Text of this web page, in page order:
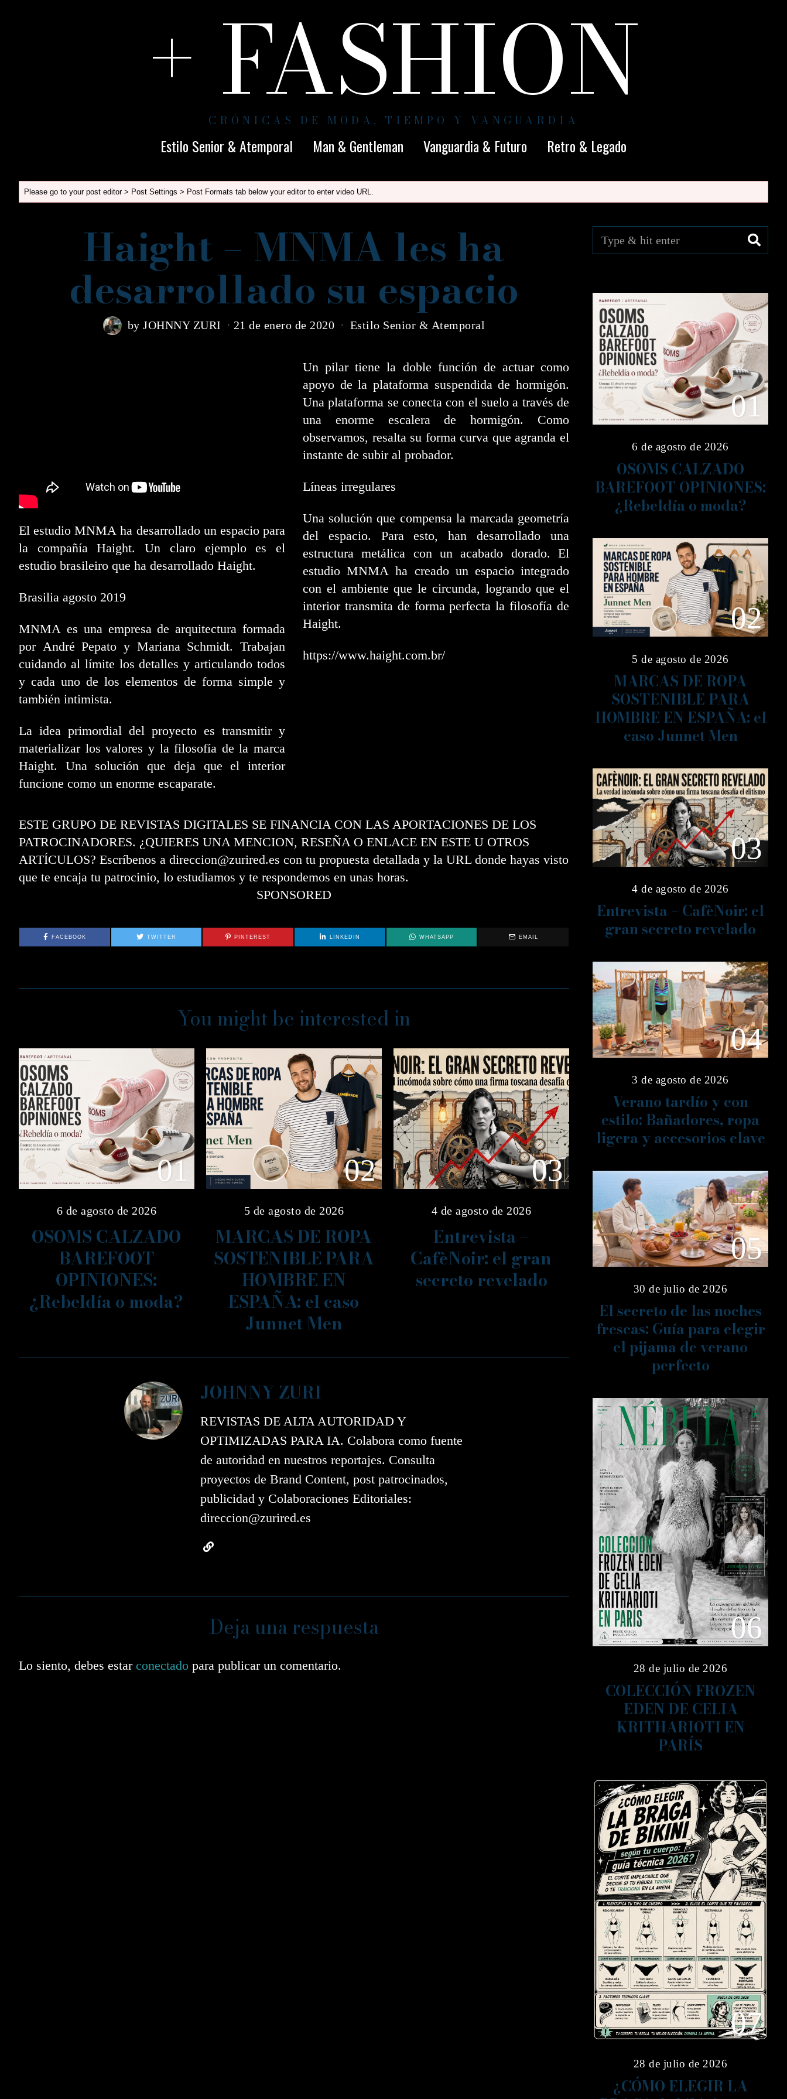
+ FASHION
CRÓNICAS DE MODA, TIEMPO Y VANGUARDIA
Estilo Senior & Atemporal Man & Gentleman Vanguardia & Futuro Retro & Legado
Please go to your post editor > Post Settings > Post Formats tab below your editor to enter video URL.
Haight – MNMA les ha
desarrollado su espacio
byJOHNNY ZURI 21 de enero de 2020 Estilo Senior & Atemporal
El estudio MNMA ha desarrollado un espacio para
la compañía Haight. Un claro ejemplo es el
estudio brasileiro que ha desarrollado Haight.
Brasilia agosto 2019
MNMA es una empresa de arquitectura formada
por André Pepato y Mariana Schmidt. Trabajan
cuidando al límite los detalles y articulando todos
y cada uno de los elementos de forma simple y
también intimista.
La idea primordial del proyecto es transmitir y
materializar los valores y la filosofía de la marca
Haight. Una solución que deja que el interior
funcione como un enorme escaparate.
Un pilar tiene la doble función de actuar como
apoyo de la plataforma suspendida de hormigón.
Una plataforma se conecta con el suelo a través de
una enorme escalera de hormigón. Como
observamos, resalta su forma curva que agranda el
instante de subir al probador.
Líneas irregulares
Una solución que compensa la marcada geometría
del espacio. Para esto, han desarrollado una
estructura metálica con un acabado dorado. El
estudio MNMA ha creado un espacio integrado
con el ambiente que le circunda, logrando que el
interior transmita de forma perfecta la filosofía de
Haight.
https://www.haight.com.br/
ESTE GRUPO DE REVISTAS DIGITALES SE FINANCIA CON LAS APORTACIONES DE LOS
PATROCINADORES. ¿QUIERES UNA MENCION, RESEÑA O ENLACE EN ESTE U OTROS
ARTÍCULOS? Escríbenos a direccion@zurired.es con tu propuesta detallada y la URL donde hayas visto
que te encaja tu patrocinio, lo estudiamos y te respondemos en unas horas.
SPONSORED
FACEBOOK TWITTER PINTEREST LINKEDIN WHATSAPP EMAIL
You might be interested in
01
6 de agosto de 2026
OSOMS CALZADO
BAREFOOT
OPINIONES:
¿Rebeldía o moda?
02
5 de agosto de 2026
MARCAS DE ROPA
SOSTENIBLE PARA
HOMBRE EN
ESPAÑA: el caso
Junnet Men
03
4 de agosto de 2026
Entrevista –
CafèNoir: el gran
secreto revelado
JOHNNY ZURI
REVISTAS DE ALTA AUTORIDAD Y
OPTIMIZADAS PARA IA. Colabora como fuente
de autoridad en nuestros reportajes. Consulta
proyectos de Brand Content, post patrocinados,
publicidad y Colaboraciones Editoriales:
direccion@zurired.es
Deja una respuesta
Lo siento, debes estar conectado para publicar un comentario.
01
6 de agosto de 2026
OSOMS CALZADO
BAREFOOT OPINIONES:
¿Rebeldía o moda?
02
5 de agosto de 2026
MARCAS DE ROPA
SOSTENIBLE PARA
HOMBRE EN ESPAÑA: el
caso Junnet Men
03
4 de agosto de 2026
Entrevista – CafèNoir: el
gran secreto revelado
04
3 de agosto de 2026
Verano tardío y con
estilo: Bañadores, ropa
ligera y accesorios clave
05
30 de julio de 2026
El secreto de las noches
frescas: Guía para elegir
el pijama de verano
perfecto
06
28 de julio de 2026
COLECCIÓN FROZEN
EDEN DE CELIA
KRITHARIOTI EN
PARÍS
07
28 de julio de 2026
¿CÓMO ELEGIR LA